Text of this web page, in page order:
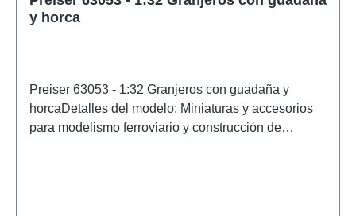
y horca
Preiser 63053 - 1:32 Granjeros con guadaña y
horcaDetalles del modelo: Miniaturas y accesorios
para modelismo ferroviario y construcción de